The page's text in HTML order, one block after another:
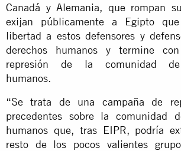
Canadá y Alemania, que rompan
exijan públicamente a Egipto
libertad a estos defensores y
derechos humanos y termine
represión de la comunidad de
humanos.
“Se trata de una campaña de
precedentes sobre la comunidad
humanos que, tras EIPR, podría
resto de los pocos valientes